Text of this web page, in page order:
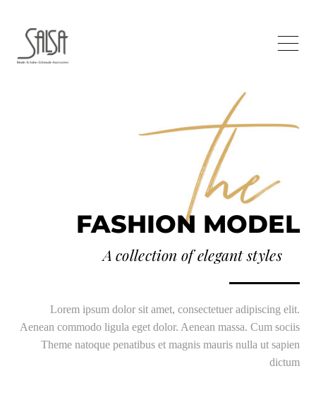
FASHION MODEL
A collection of elegant styles
Lorem ipsum dolor sit amet, consectetuer adipiscing elit.
Aenean commodo ligula eget dolor. Aenean massa. Cum sociis
Theme natoque penatibus et magnis mauris nulla ut sapien
dictum